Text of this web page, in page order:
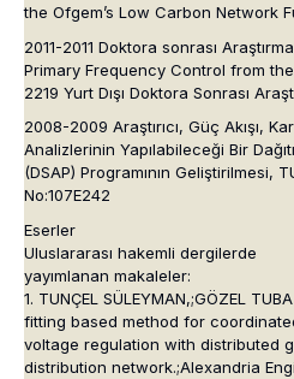
the Ofgem’s Low Carbon Network
2011-2011 Doktora sonrası
Primary Frequency Control from the
2219 Yurt Dışı Doktora Sonrası
2008-2009 Araştırıcı, Güç Akışı,
Analizlerinin Yapılabileceği Bir
(DSAP) Programının Geliştirilmesi,
No:107E242
Eserler
Uluslararası hakemli dergilerde
yayımlanan makaleler:
1. TUNÇEL SÜLEYMAN,;GÖZEL
fitting based method for
voltage regulation with distributed
distribution network.;Alexandria